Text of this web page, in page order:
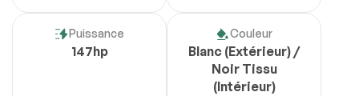
Puissance
147hp
Couleur
Blanc (Extérieur) /
Noir Tissu
(Intérieur)